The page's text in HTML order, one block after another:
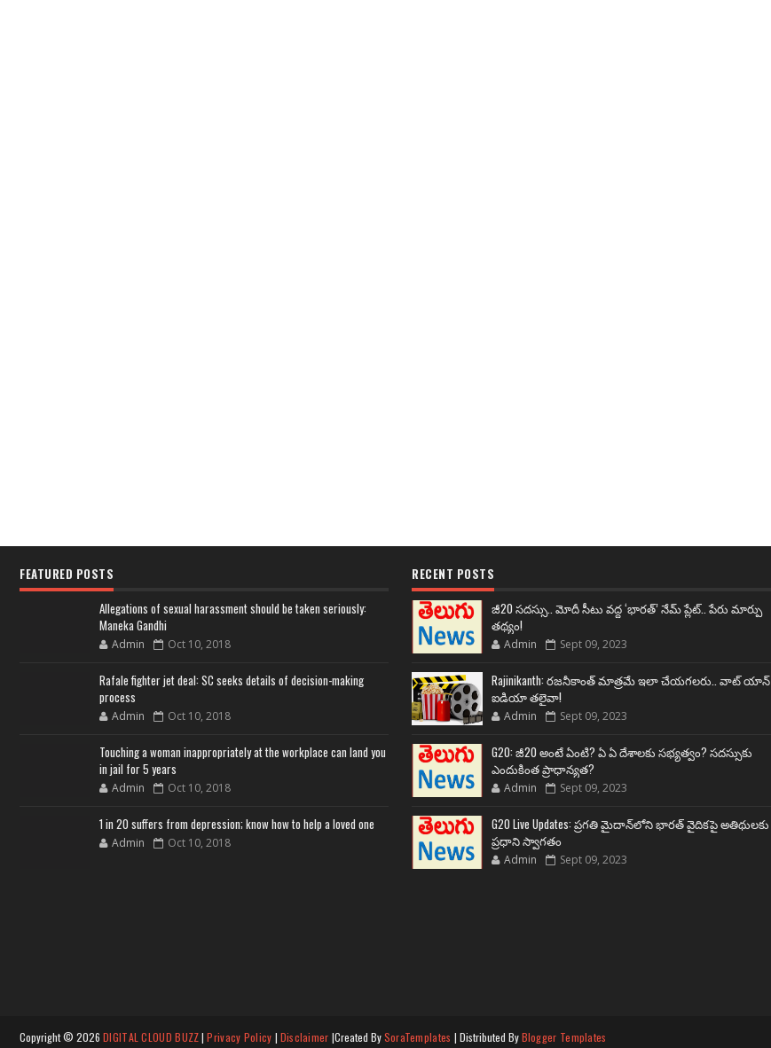
FEATURED POSTS
Allegations of sexual harassment should be taken seriously:
Maneka Gandhi
Admin Oct 10, 2018
Rafale fighter jet deal: SC seeks details of decision-making
process
Admin Oct 10, 2018
Touching a woman inappropriately at the workplace can land you
in jail for 5 years
Admin Oct 10, 2018
1 in 20 suffers from depression; know how to help a loved one
Admin Oct 10, 2018
RECENT POSTS
జీ20 సదస్సు.. మోదీ సీటు వద్ద ‘భారత్’ నేమ్ ప్లేట్‌.. పేరు మార్పు
తథ్యం!
Admin Sept 09, 2023
Rajinikanth: రజనీకాంత్ మాత్రమే ఇలా చేయగలరు.. వాట్ యాన్
ఐడియా తలైవా!
Admin Sept 09, 2023
G20: జీ20 అంటే ఏంటి? ఏ ఏ దేశాలకు సభ్యత్వం? సదస్సుకు
ఎందుకింత ప్రాధాన్యత?
Admin Sept 09, 2023
G20 Live Updates: ప్రగతి మైదాన్‌లోని భారత్ వైదికపై అతిథులకు
ప్రధాని స్వాగతం
Admin Sept 09, 2023
Copyright © 2026 DIGITAL CLOUD BUZZ|Privacy Policy | Disclaimer |Created BySoraTemplates | Distributed ByBlogger Templates